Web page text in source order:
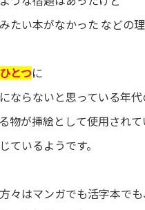
たい本がなかった などの理
とつに
ならないと思っている年代
物が挿絵として使用されて
ているようです。
々はマンガでも活字本でも